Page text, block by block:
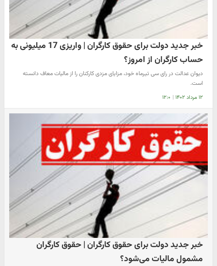
خبر جدید دولت برای حقوق کارگران | واریزی 17 میلیونی به
حساب کارگران از امروز؟
دیوان عدالت در رای سی تیرماه خود، مزایای مزدی کارکنان را از مالیات معاف دانسته
است.
۱۲ مرداد ۱۴۰۲ | ۱۲:۰
خبر جدید دولت برای حقوق کارگران | حقوق کارگران
مشمول مالیات می‌شود؟